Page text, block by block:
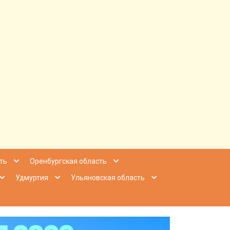
Приволжье
Оренбургская область
Удмуртия
Ульяновская область